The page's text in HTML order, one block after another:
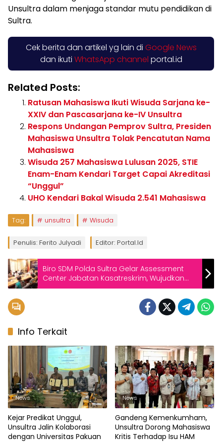
Unsultra dalam menjaga standar mutu pendidikan di
Sultra.
Cek berita dan artikel yg lain di Google News
dan ikuti WhatsApp channel portal.id
Related Posts:
Ratusan Mahasiswa Ikuti Wisuda Sarjana ke-
XXIV dan Pascasarjana ke-IV Unsultra
Respons Undangan Pemprov Sultra, Presiden
Mahasiswa Unsultra Tolak Pencatutan Nama
Mahasiswa
Wisuda 257 Mahasiswa Lulusan 2025, STIE
Enam-Enam Kendari Target Capai Akreditasi
“Unggul”
UHO Kendari Bakal Wisuda 2.541 Mahasiswa
Tag: unsultra Wisuda
Penulis: Ferito Julyadi Editor: Portal.id
Biro SDM Polda Sultra Gelar Assessment
Center Jabatan Kasatreskrim, Wujudkan
SDM Polri Presisi dan Profesional
Info Terkait
News
Kejar Predikat Unggul,
Unsultra Jalin Kolaborasi
dengan Universitas Pakuan
News
Gandeng Kemenkumham,
Unsultra Dorong Mahasiswa
Kritis Terhadap Isu HAM